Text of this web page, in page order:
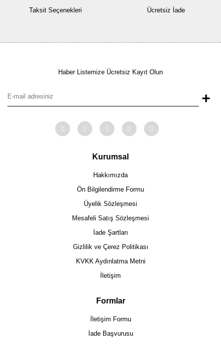
Taksit Seçenekleri Ücretsiz İade
Haber Listemize Ücretsiz Kayıt Olun
+
Kurumsal
Hakkımızda
Ön Bilgilendirme Formu
Üyelik Sözleşmesi
Mesafeli Satış Sözleşmesi
İade Şartları
Gizlilik ve Çerez Politikası
KVKK Aydınlatma Metni
İletişim
Formlar
İletişim Formu
İade Başvurusu